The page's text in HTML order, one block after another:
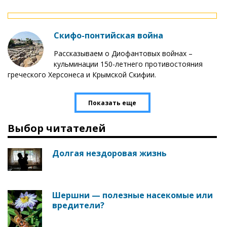
Скифо-понтийская война
Рассказываем о Диофантовых войнах –
кульминации 150-летнего противостояния
греческого Херсонеса и Крымской Скифии.
Показать еще
Выбор читателей
Долгая нездоровая жизнь
Шершни — полезные насекомые или
вредители?